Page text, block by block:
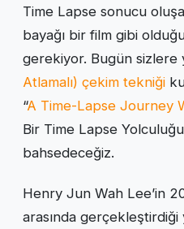
Time Lapse sonucu
bayağı bir film gibi
gerekiyor. Bugün sizlere
Atlamalı) çekim tekniği
“A Time-Lapse Journey
Bir Time Lapse
bahsedeceğiz.
Henry Jun Wah Lee’in
arasında gerçekleştirdiği